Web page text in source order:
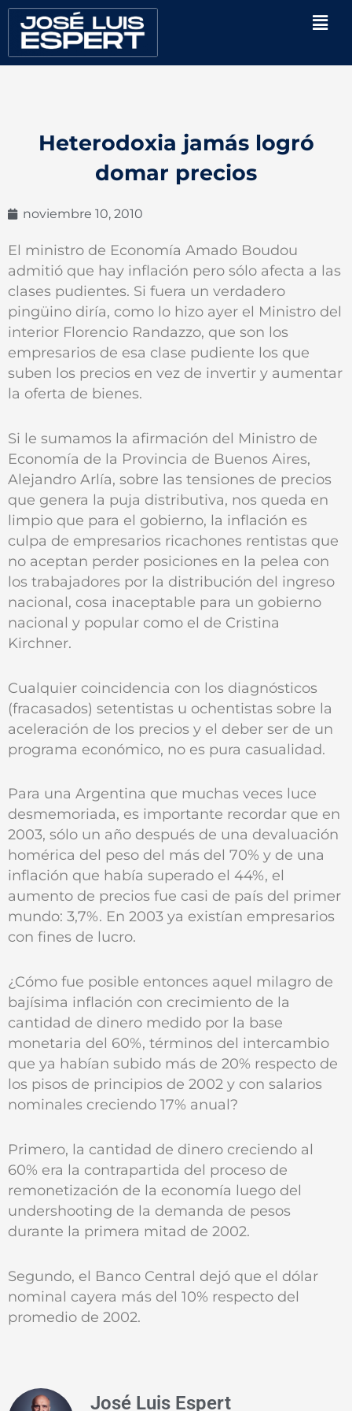
contenido
Heterodoxia jamás logró
domar precios
noviembre 10, 2010
El ministro de Economía Amado Boudou
admitió que hay inflación pero sólo afecta a las
clases pudientes. Si fuera un verdadero
pingüino diría, como lo hizo ayer el Ministro del
interior Florencio Randazzo, que son los
empresarios de esa clase pudiente los que
suben los precios en vez de invertir y aumentar
la oferta de bienes.
Si le sumamos la afirmación del Ministro de
Economía de la Provincia de Buenos Aires,
Alejandro Arlía, sobre las tensiones de precios
que genera la puja distributiva, nos queda en
limpio que para el gobierno, la inflación es
culpa de empresarios ricachones rentistas que
no aceptan perder posiciones en la pelea con
los trabajadores por la distribución del ingreso
nacional, cosa inaceptable para un gobierno
nacional y popular como el de Cristina
Kirchner.
Cualquier coincidencia con los diagnósticos
(fracasados) setentistas u ochentistas sobre la
aceleración de los precios y el deber ser de un
programa económico, no es pura casualidad.
Para una Argentina que muchas veces luce
desmemoriada, es importante recordar que en
2003, sólo un año después de una devaluación
homérica del peso del más del 70% y de una
inflación que había superado el 44%, el
aumento de precios fue casi de país del primer
mundo: 3,7%. En 2003 ya existían empresarios
con fines de lucro.
¿Cómo fue posible entonces aquel milagro de
bajísima inflación con crecimiento de la
cantidad de dinero medido por la base
monetaria del 60%, términos del intercambio
que ya habían subido más de 20% respecto de
los pisos de principios de 2002 y con salarios
nominales creciendo 17% anual?
Primero, la cantidad de dinero creciendo al
60% era la contrapartida del proceso de
remonetización de la economía luego del
undershooting de la demanda de pesos
durante la primera mitad de 2002.
Segundo, el Banco Central dejó que el dólar
nominal cayera más del 10% respecto del
promedio de 2002.
José Luis Espert